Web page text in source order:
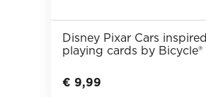
Disney Pixar Cars inspired
playing cards by Bicycle®
€ 9,99